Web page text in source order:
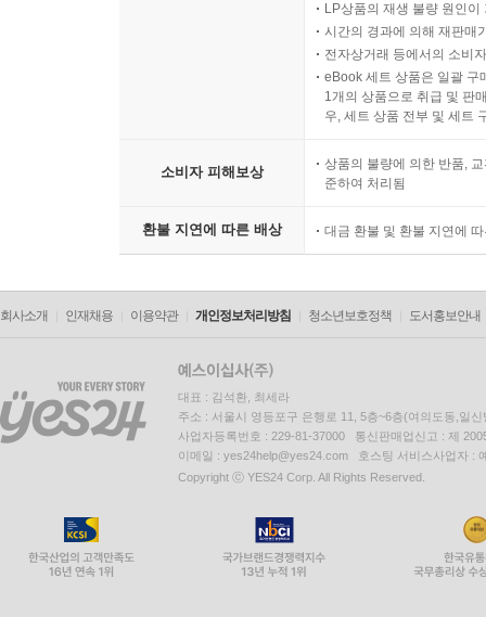
LP상품의 재생 불량 원인
시간의 경과에 의해 재판매
전자상거래 등에서의 소비
eBook 세트 상품은 일괄 구
1개의 상품으로 취급 및 판
우, 세트 상품 전부 및 세트
소비자 피해보상
상품의 불량에 의한 반품,
준하여 처리됨
환불 지연에 따른 배상 대금 환불 및 환불 지연에
회사소개 인재채용 이용약관 개인정보처리방침 청소년보호정책 도서홍보안내
대표 : 김석환, 최세라
주소 : 서울시 영등포구 은행로 11, 5층~6층(여의도동,일신
사업자등록번호 : 229-81-37000 통신판매업신고 : 제
이메일 : yes24help@yes24.com 호스팅 서비스사업자 :
Copyright ⓒ YES24 Corp. All Rights Reserved.